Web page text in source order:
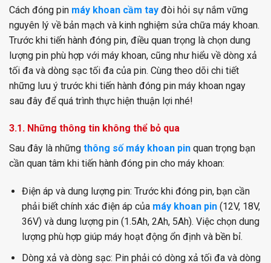
Cách đóng pin máy khoan cầm tay đòi hỏi sự nắm vững
nguyên lý về bản mạch và kinh nghiệm sửa chữa máy khoan.
Trước khi tiến hành đóng pin, điều quan trọng là chọn dung
lượng pin phù hợp với máy khoan, cũng như hiểu về dòng xả
tối đa và dòng sạc tối đa của pin. Cùng theo dõi chi tiết
những lưu ý trước khi tiến hành đóng pin máy khoan ngay
sau đây để quá trình thực hiện thuận lợi nhé!
3.1. Những thông tin không thể bỏ qua
Sau đây là những thông số máy khoan pin quan trọng bạn
cần quan tâm khi tiến hành đóng pin cho máy khoan:
Điện áp và dung lượng pin: Trước khi đóng pin, bạn cần
phải biết chính xác điện áp của máy khoan pin(12V, 18V,
36V) và dung lượng pin (1.5Ah, 2Ah, 5Ah). Việc chọn dung
lượng phù hợp giúp máy hoạt động ổn định và bền bỉ.
Dòng xả và dòng sạc: Pin phải có dòng xả tối đa và dòng